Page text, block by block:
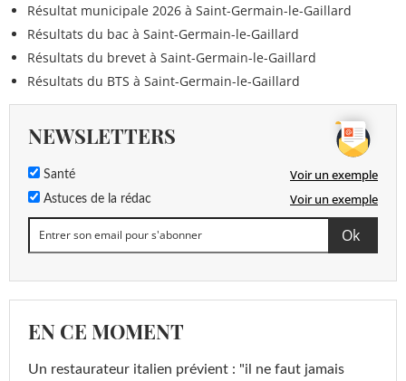
Résultat municipale 2026 à Saint-Germain-le-Gaillard
Résultats du bac à Saint-Germain-le-Gaillard
Résultats du brevet à Saint-Germain-le-Gaillard
Résultats du BTS à Saint-Germain-le-Gaillard
NEWSLETTERS
Santé Voir un exemple
Astuces de la rédac Voir un exemple
EN CE MOMENT
Un restaurateur italien prévient : "il ne faut jamais